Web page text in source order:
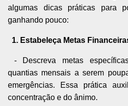
algumas dicas práticas para
ganhando pouco:
1. Estabeleça Metas
- Descreva metas
quantias mensais a serem
emergências. Essa prática
concentração e do ânimo.